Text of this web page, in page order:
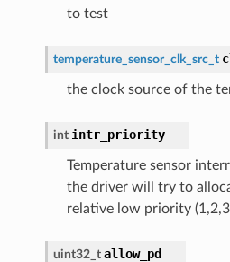
to test
temperature_sensor_clk_src_t
the clock source of the
int intr_priority
Temperature sensor
the driver will try to
relative low priority
uint32_t allow_pd